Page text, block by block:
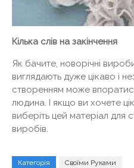
Кілька слів на закінчення
Як бачите, новорічні
виглядають дуже цікаво і
створенням може
людина. І якщо ви хочете
виберіть цей матеріал для
виробів.
Категорія Своїми Руками